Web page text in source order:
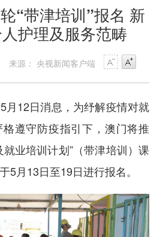
“带津培训”报名 新
护理及服务范畴
来源： 央视新闻客户端
12日消息，为纾解疫情对就
遵守防疫指引下，澳门将推
业培训计划”（带津培训）课
5月13日至19日进行报名。